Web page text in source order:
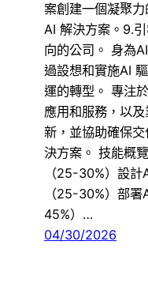
案創建一個凝聚
AI 解決方案。9.
向的公司。 身為
過設想和實施AI
運的轉型。 專注
應用和服務，以
新，並協助確保
決方案。 技能概
（25-30%）設
（25-30%）部
45%）…
04/30/2026